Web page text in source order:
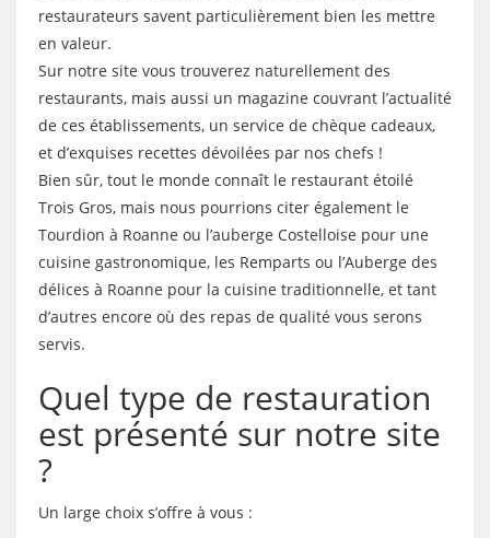
restaurateurs savent particulièrement bien les mettre
en valeur.
Sur notre site vous trouverez naturellement des
restaurants, mais aussi un magazine couvrant l’actualité
de ces établissements, un service de chèque cadeaux,
et d’exquises recettes dévoilées par nos chefs !
Bien sûr, tout le monde connaît le restaurant étoilé
Trois Gros, mais nous pourrions citer également le
Tourdion à Roanne ou l’auberge Costelloise pour une
cuisine gastronomique, les Remparts ou l’Auberge des
délices à Roanne pour la cuisine traditionnelle, et tant
d’autres encore où des repas de qualité vous serons
servis.
Quel type de restauration
est présenté sur notre site
?
Un large choix s’offre à vous :